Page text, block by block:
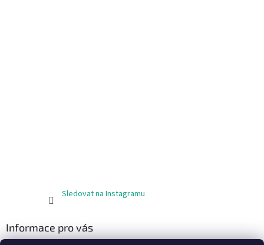
Sledovat na Instagramu
Informace pro vás